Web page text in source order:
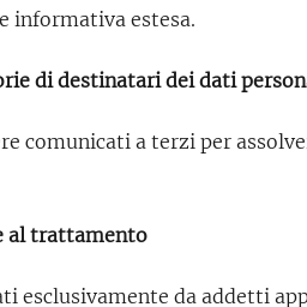
informativa estesa.
di destinatari dei dati
comunicati a terzi per
al trattamento
esclusivamente da addetti